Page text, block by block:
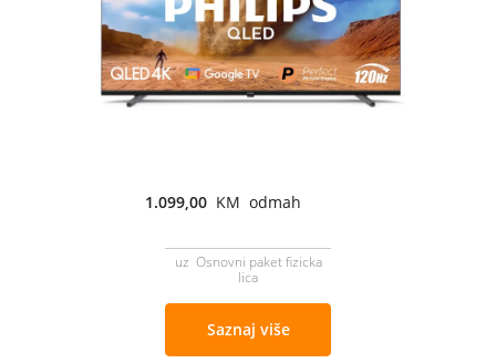
1.099,00 KM odmah
uz Osnovni paket fizicka
lica
Saznaj više